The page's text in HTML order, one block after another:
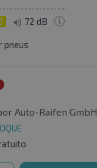
72 dB
pneus
Auto-Raifen GmbH